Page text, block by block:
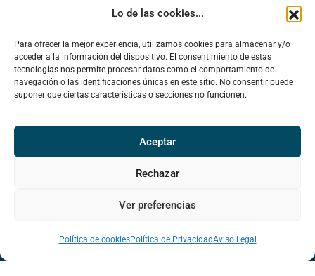
Lo de las cookies...
Para ofrecer la mejor experiencia, utilizamos cookies para almacenar y/o
acceder a la información del dispositivo. El consentimiento de estas
tecnologías nos permite procesar datos como el comportamiento de
navegación o las identificaciones únicas en este sitio. No consentir puede
suponer que ciertas características o secciones no funcionen.
Aceptar
Rechazar
Ver preferencias
Política de cookiesPolítica de PrivacidadAviso Legal
¿COOPERAMOS?